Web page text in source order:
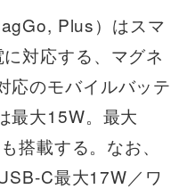
Plus）はスマ
対応する、マグネ
応のモバイルバッテ
最大15W。最大
搭載する。なお、
C最大17W／ワ